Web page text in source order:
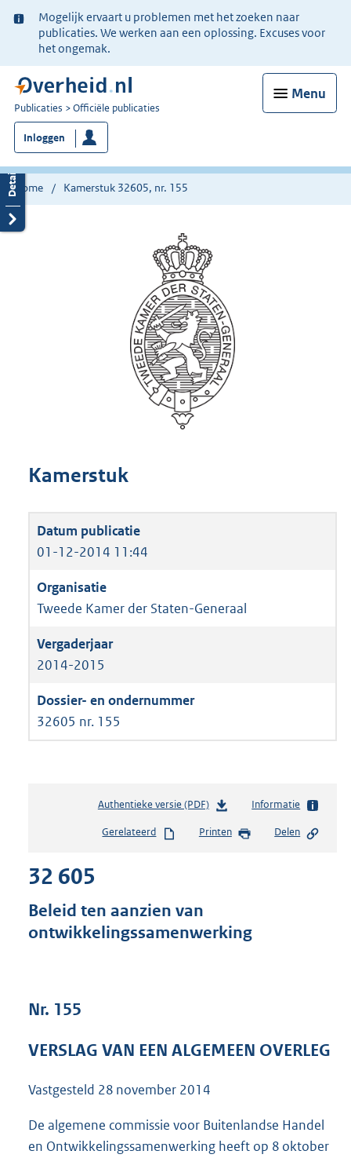
Ter
informatie:
Mogelijk ervaart u problemen met het zoeken naar
publicaties. We werken aan een oplossing. Excuses voor
het ongemak.
Menu
U
bent
nu
hier:
Publicaties Officiële publicaties
Inloggen
Home Kamerstuk 32605, nr. 155
Kamerstuk
01-12-2014 11:44
Tweede Kamer der Staten-Generaal
2014-2015
32605 nr. 155
Authentieke versie (PDF)b
s
g
:
1
K
b
Informatie
Gerelateerd Printen Delen
32 605
Beleid ten aanzien van
ontwikkelingssamenwerking
Nr. 155
VERSLAG VAN EEN ALGEMEEN OVERLEG
Vastgesteld 28 november 2014
De algemene commissie voor Buitenlandse Handel
en Ontwikkelingssamenwerking heeft op 8 oktober